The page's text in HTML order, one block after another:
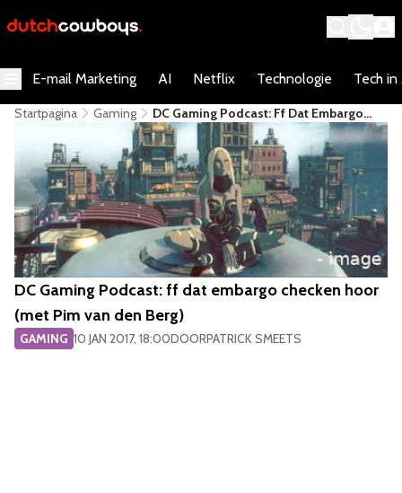
E-mail Marketing AI Netflix Technologie Tech in
Startpagina Gaming
DC Gaming Podcast: Ff Dat Embargo
Checken Hoor (met Pim Van Den Berg)
DC Gaming Podcast: ff dat embargo checken hoor
(met Pim van den Berg)
GAMING 10 JAN 2017, 18:00DOORPATRICK SMEETS